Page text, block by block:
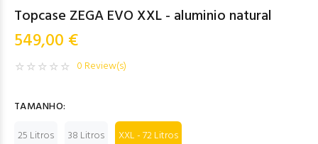
Topcase ZEGA EVO XXL - aluminio natural
549,00 €
0 Review(s)
TAMANHO:
25 Litros
38 Litros
XXL - 72 Litros